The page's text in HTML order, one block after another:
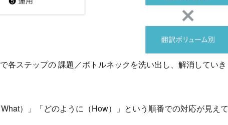
ステップの 課題／ボトルネックを洗い出し、解消していき
）」「どのように（How）」という順番での対応が見えて